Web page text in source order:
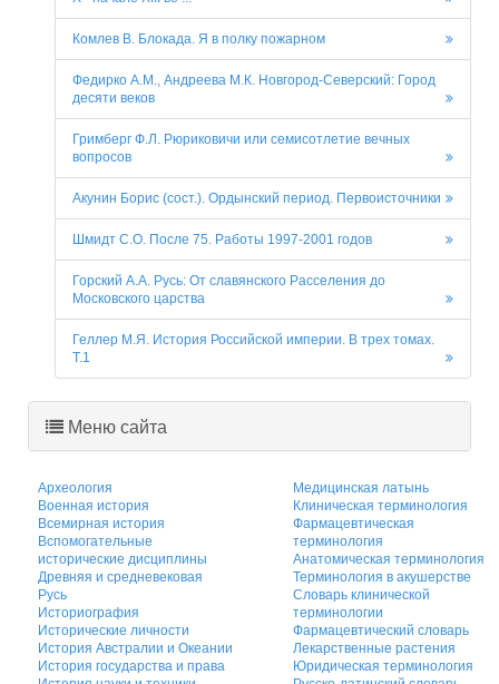
Комлев В. Блокада. Я в полку пожарном
Федирко А.М., Андреева М.К. Новгород-Северский: Город
десяти веков
Гримберг Ф.Л. Рюриковичи или семисотлетие вечных
вопросов
Акунин Борис (сост.). Ордынский период. Первоисточники
Шмидт С.О. После 75. Работы 1997-2001 годов
Горский А.А. Русь: От славянского Расселения до
Московского царства
Геллер М.Я. История Российской империи. В трех томах.
Т.1
Меню сайта
Археология
Военная история
Всемирная история
Вспомогательные
исторические дисциплины
Древняя и средневековая
Русь
Историография
Исторические личности
История Австралии и Океании
История государства и права
Медицинская латынь
Клиническая терминология
Фармацевтическая
терминология
Анатомическая терминология
Терминология в акушерстве
Словарь клинической
терминологии
Фармацевтический словарь
Лекарственные растения
Юридическая терминология